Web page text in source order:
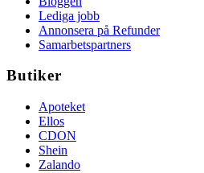
Lediga jobb
Annonsera på Refunder
Samarbetspartners
Butiker
Apoteket
Ellos
CDON
Shein
Zalando